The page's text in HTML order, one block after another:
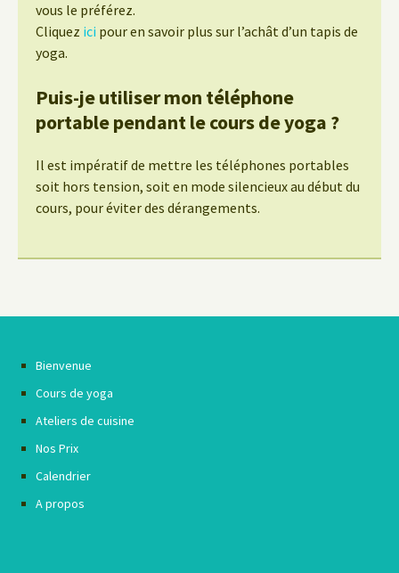
vous le préférez.
Cliquez ici pour en savoir plus sur l’achât d’un tapis de
yoga.
Puis-je utiliser mon téléphone
portable pendant le cours de yoga ?
Il est impératif de mettre les téléphones portables
soit hors tension, soit en mode silencieux au début du
cours, pour éviter des dérangements.
Bienvenue
Cours de yoga
Ateliers de cuisine
Nos Prix
Calendrier
A propos